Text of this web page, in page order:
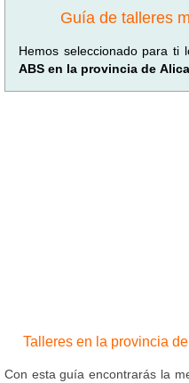
Guía de talleres
Hemos seleccionado para ti
ABS en la provincia de
Talleres en la provincia
Con esta guía encontrarás la